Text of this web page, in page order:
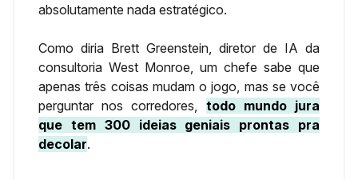
absolutamente nada estratégico.
Como diria Brett Greenstein, diretor de IA da
consultoria West Monroe, um chefe sabe que
apenas três coisas mudam o jogo, mas se você
perguntar nos corredores, todo mundo jura
que tem 300 ideias geniais prontas pra
decolar.